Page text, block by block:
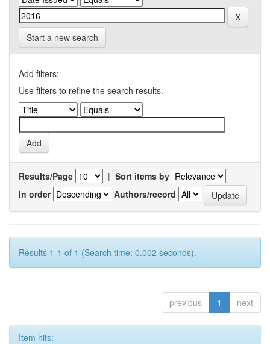
Start a new search
Add filters:
Use filters to refine the search results.
Results/Page | Sort items by
In order
Authors/record
Results 1-1 of 1 (Search time: 0.002 seconds).
previous 1 next
Item hits: